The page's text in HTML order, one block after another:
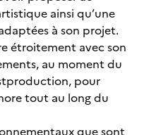
ainsi qu’une
à son projet.
étroitement avec son
au moment du
pour
tout au long du
que sont